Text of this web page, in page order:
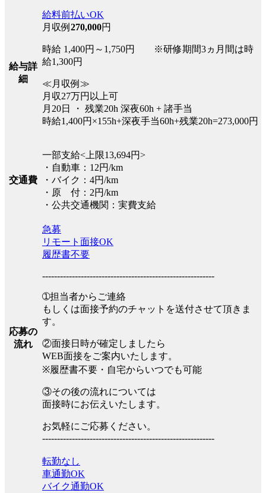
給与詳
細
給料前払いOK
月収例 270,000円
時給 1,400円～1,750円 ※研修期間3ヵ月間は時
給1,300円
≪月収例≫
月収27万円以上可
月20日 ・ 残業20h 深夜60h + 諸手当
時給1,400円×155h+深夜手当60h+残業20h=273,000円
交通費
一部支給<上限13,694円>
・自動車：12円/km
・バイク：4円/km
・原 付：2円/km
・公共交通機関：実費支給
応募の
流れ
急募
リモート面接OK
履歴書不要
----------------------------------------------------------
➀担当者からご連絡
もしくは面接予約のチャットを送付させて頂きま
す。
②面接日時が確定しましたら
WEB面接をご案内いたします。
※履歴書不要・自宅からいつでも可能
③その後の流れについては
面接時にお伝えいたします。
お気軽にご応募ください。
----------------------------------------------------------
転勤なし
車通勤OK
バイク通勤OK